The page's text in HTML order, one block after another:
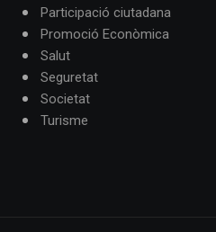
Participació ciutadana
Promoció Econòmica
Salut
Seguretat
Societat
Turisme